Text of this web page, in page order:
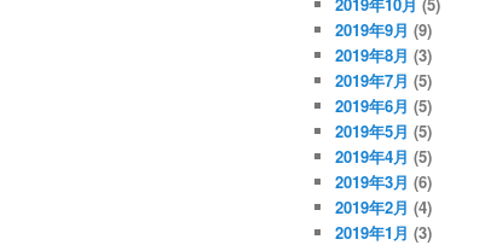
2019年9月 (9)
2019年8月 (3)
2019年7月 (5)
2019年6月 (5)
2019年5月 (5)
2019年4月 (5)
2019年3月 (6)
2019年2月 (4)
2019年1月 (3)